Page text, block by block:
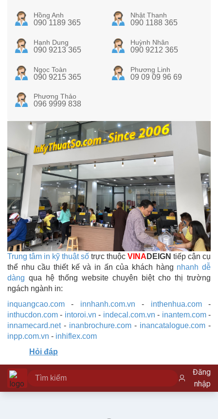
Hồng Anh
090 1189 365
Nhật Thanh
090 1188 365
Hạnh Dung
090 9213 365
Huỳnh Nhân
090 9212 365
Ngọc Toàn
090 9215 365
Phương Linh
09 09 09 96 69
Phương Thảo
096 9999 838
Trung tâm in kỹ thuật số trực thuộc VINA DEIGN tiếp cận cụ
thể nhu cầu thiết kế và in ấn của khách hàng nhanh dễ
dàng qua hệ thống website chuyên biệt cho thị trường
ngách ngành in:
inquangcao.com - innhanh.com.vn - inthenhua.com-
inthucdon.com - intoroi.vn - indecal.com.vn - inantem.com-
innamecard.net- inanbrochure.com - inancatalogue.com -
inpp.com.vn - inhiflex.com
Hỏi đáp